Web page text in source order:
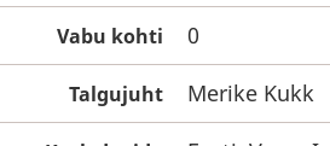
Vabu kohti 0
Talgujuht Merike Kukk